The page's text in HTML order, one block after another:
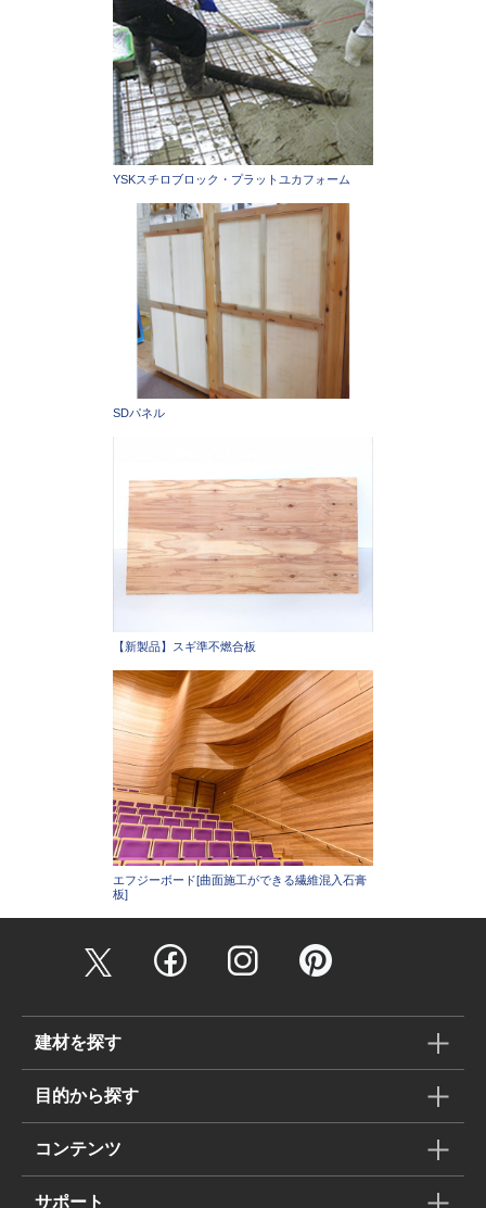
YSKスチロブロック・プラットユカフォーム
SDパネル
【新製品】スギ準不燃合板
エフジーボード[曲面施工ができる繊維混入石膏
板]
建材を探す
目的から探す
コンテンツ
サポート